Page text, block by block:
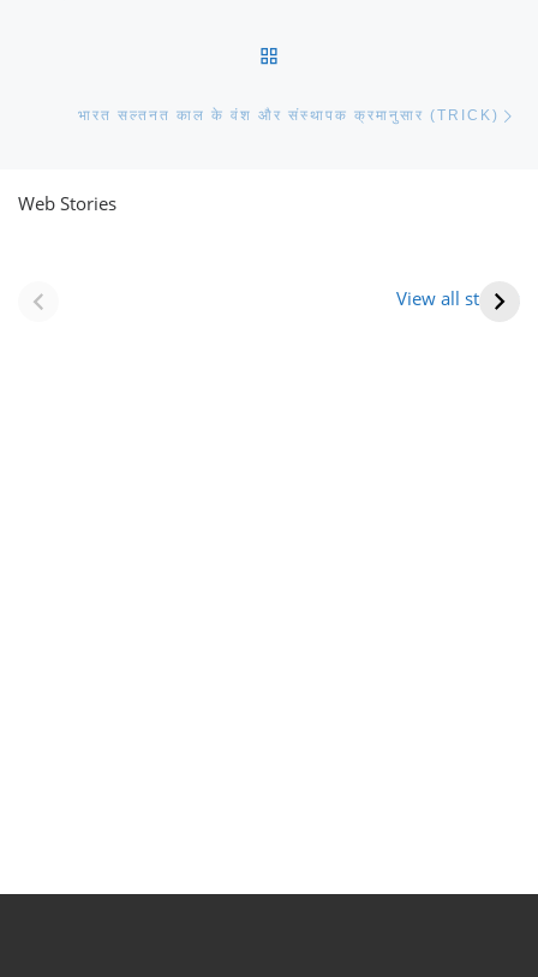
भारत सल्तनत काल के वंश और संस्थापक क्रमानुसार (TRICK)
Web Stories
View all stories
(राजस्थान) |
आभूषण (women’s